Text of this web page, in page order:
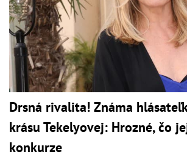
Drsná rivalita! Známa
krásu Tekelyovej: Hrozné, čo
konkurze